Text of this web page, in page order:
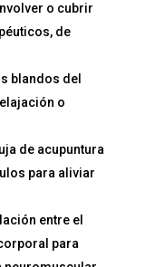
o cubrir
de
blandos del
o
de acupuntura
para aliviar
entre el
para